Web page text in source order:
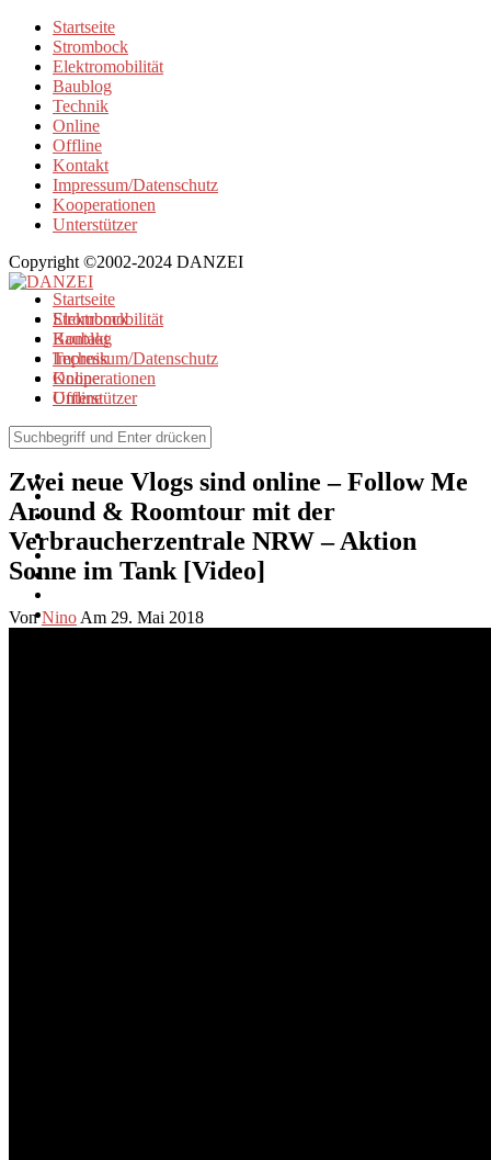
Startseite
Strombock
Elektromobilität
Baublog
Technik
Online
Offline
Kontakt
Impressum/Datenschutz
Kooperationen
Unterstützer
Copyright ©2002-2024 DANZEI
Startseite
Strombock
Kontakt
Impressum/Datenschutz
Kooperationen
Unterstützer
Elektromobilität
Baublog
Technik
Online
Offline
Elektromobilität/Technik
Zwei neue Vlogs sind online – Follow Me
Around & Roomtour mit der
Verbraucherzentrale NRW – Aktion
Sonne im Tank [Video]
VonNino Am 29. Mai 2018